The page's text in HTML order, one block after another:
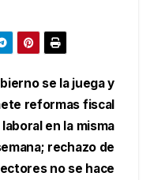
se la juega y
reformas fiscal
laboral en la misma
rechazo de
no se hace